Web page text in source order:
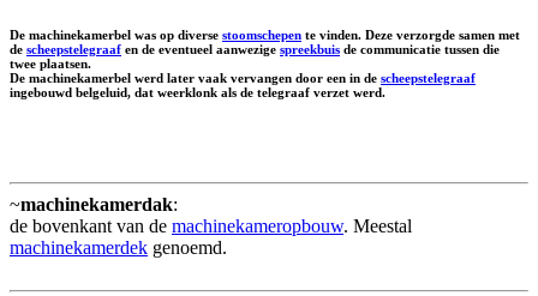
De machinekamerbel was op diverse stoomschepen te vinden. Deze verzorgde samen met
de scheepstelegraaf en de eventueel aanwezige spreekbuis de communicatie tussen die
twee plaatsen.
De machinekamerbel werd later vaak vervangen door een in de scheepstelegraaf
ingebouwd belgeluid, dat weerklonk als de telegraaf verzet werd.
~machinekamerdak:
de bovenkant van de machinekameropbouw. Meestal
machinekamerdek genoemd.